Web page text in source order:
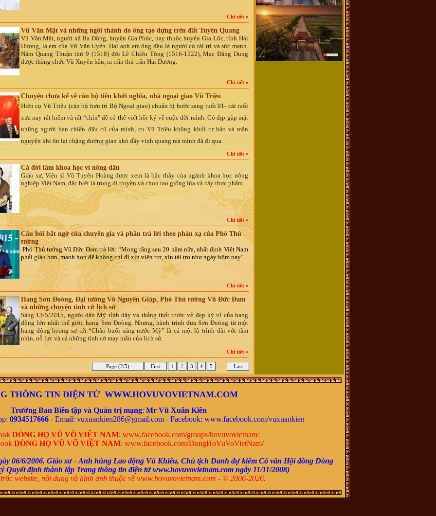
Chi tiết »
Vũ Văn Mật và những ngôi thành do ông tạo dựng trên đất Tuyên Quang
Vũ Văn Mật, người xã Ba Đông, huyện Gia Phúc, nay thuộc huyện Gia Lộc, tỉnh Hải
Dương, là em của Vũ Văn Uyên. Hai anh em ông đều là người có tài trí và sức mạnh.
Năm Quang Thuận thứ 9 (1518) đời Lê Chiêu Tông (1516-1522), Mạc Đăng Dung
được thăng chức Vũ Xuyên hầu, ra trấn thủ trấn Hải Dương.
Chi tiết »
Chuyện chưa kể về cán bộ tiền khởi nghĩa, nhà ngoại giao Vũ Triệu
Hiện cụ Vũ Triệu (cán bộ hưu trí Bộ Ngoại giao) chuẩn bị bước sang tuổi 91- cái tuổi
xưa nay rất hiếm và rất “chín" để có thể viết hồi ký về cuộc đời mình. Có dịp gặp mặt
những người bạn chiến đấu cũ của mình, cụ Vũ Triệu không khỏi tự hào và mãn
nguyện khi ôn lại chặng đường gian khó đầy vinh quang mà mình đã đi qua.
Chi tiết »
Cả đời làm khoa học vì nông dân
Giáo sư, Viện sĩ Vũ Tuyên Hoàng được xem là bậc thầy của ngành khoa học nông
nghiệp Việt Nam, đặc biệt là trong di truyền và chọn tạo giống lúa và cây thực phẩm.
Chi tiết »
Câu hỏi bất ngờ của chuyên gia và phần trả lời theo phản xạ của Phó Thủ
tướng
Phó Thủ tướng Vũ Đức Đam trả lời: “Mong rằng sau 20 năm nữa, nhất định Việt Nam
phải giàu hơn, mạnh hơn để không chỉ đi xin viện trợ, xin tài trợ như ngày hôm nay”.
Chi tiết »
Hang Sơn Đoòng, Đại tướng Võ Nguyên Giáp, Phó Thủ tướng Vũ Đức Đam
và những chuyện tình cờ lịch sử
Sáng 13/5/2015, người dân Mỹ tỉnh dậy và thảng thốt trước vẻ đẹp kỳ vĩ của hang
động lớn nhất thế giới, hang Sơn Đoòng. Nhưng, hành trình đưa Sơn Đoòng từ một
hang động hoang sơ tới “Chào buổi sáng nước Mỹ” là cả một lộ trình dài với tầm
nhìn, nỗ lực và cả những tình cờ may mắn của lịch sử.
Chi tiết »
Page (2/5) First 1 2 3 4 5 Last
THÔNG TIN ĐIỆN TỬ WWW.HOVUVOVIETNAM.COM
Trưởng Ban Biên tập và Quản trị mạng: Mr Vũ Xuân Kiên
0934517666 - Email: vuxuankien286@gmail.com - Facebook: www.facebook.com/vuxuankien
DÒNG HỌ VŨ VÕ VIỆT NAM: www.facebook.com/groups/hovuvovietnam/
DÒNG HỌ VŨ VÕ VIỆT NAM: www.facebook.com/DongHoVuVoVietNam/
06/6/2006. Giáo sư - Anh hùng Lao động Vũ Khiêu, Chủ tịch Danh dự kiêm Cố vấn Hội đồng Dòng
Quyết định thành lập Trang thông tin điện tử www.hovuvovietnam.com ngày 11/11/2008)
website, nội dung và hình ảnh thuộc về www.hovuvovietnam.com - © 2006-2026.